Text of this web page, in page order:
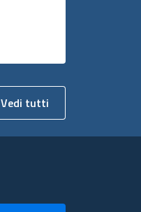
Vedi tutti